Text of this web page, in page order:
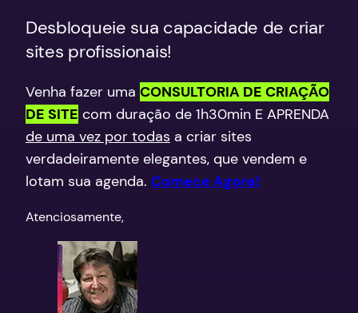
Desbloqueie sua capacidade de criar
sites profissionais!
Venha fazer uma CONSULTORIA DE CRIAÇÃO
DE SITE com duração de 1h30min E APRENDA
de uma vez por todas a criar sites
verdadeiramente elegantes, que vendem e
lotam sua agenda. Comece Agora!
​Atenciosamente,